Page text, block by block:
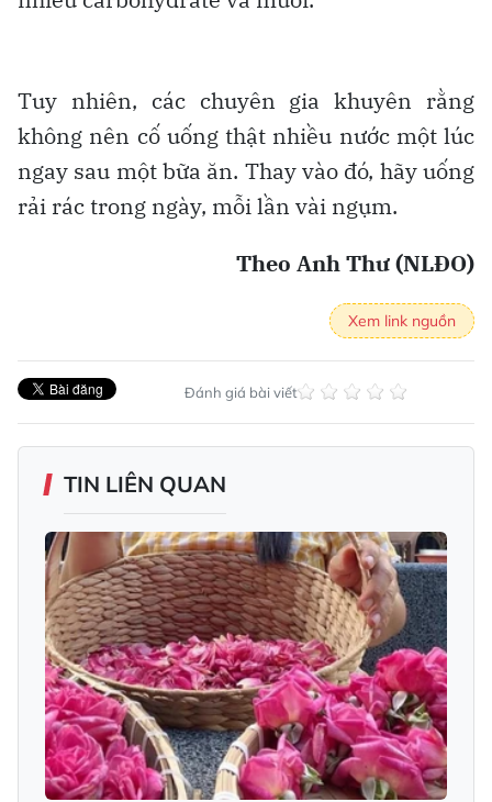
Tuy nhiên, các chuyên gia khuyên rằng
không nên cố uống thật nhiều nước một lúc
ngay sau một bữa ăn. Thay vào đó, hãy uống
rải rác trong ngày, mỗi lần vài ngụm.
Theo Anh Thư (NLĐO)
Xem link nguồn
Đánh giá bài viết
TIN LIÊN QUAN